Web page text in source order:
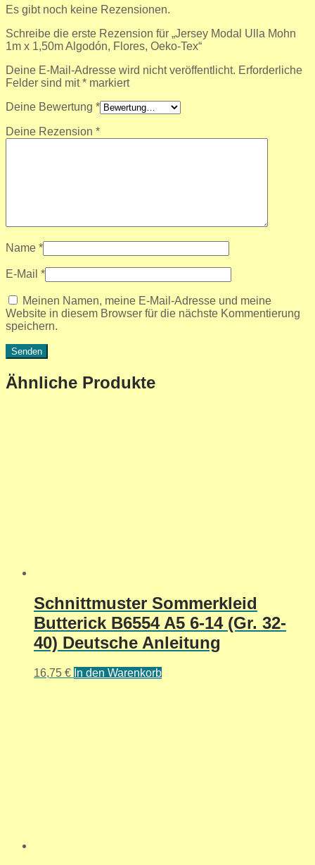
Es gibt noch keine Rezensionen.
Schreibe die erste Rezension für „Jersey Modal Ulla Mohn
1m x 1,50m Algodón, Flores, Oeko-Tex“
Deine E-Mail-Adresse wird nicht veröffentlicht. Erforderliche
Felder sind mit* markiert
Deine Bewertung *
Deine Rezension *
Name *
E-Mail *
Meinen Namen, meine E-Mail-Adresse und meine
Website in diesem Browser für die nächste Kommentierung
speichern.
Ähnliche Produkte
Schnittmuster Sommerkleid
Butterick B6554 A5 6-14 (Gr. 32-
40) Deutsche Anleitung
16,75 € In den Warenkorb